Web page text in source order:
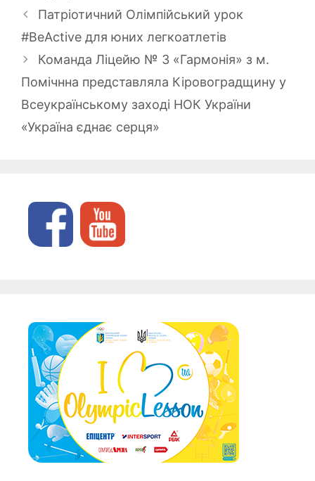
Патріотичний Олімпійський урок
#BеActive для юних легкоатлетів
Команда Ліцейю № 3 «Гармонія» з м.
Помічнна представляла Кіровоградщину у
Всеукраїнському заході НОК України
«Україна єднає серця»